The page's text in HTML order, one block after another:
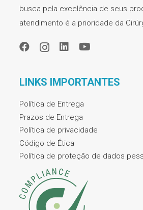
busca pela excelência de seus
atendimento é a prioridade da
LINKS IMPORTANTES
Política de Entrega
Prazos de Entrega
Política de privacidade
Código de Ética
Política de proteção de dados